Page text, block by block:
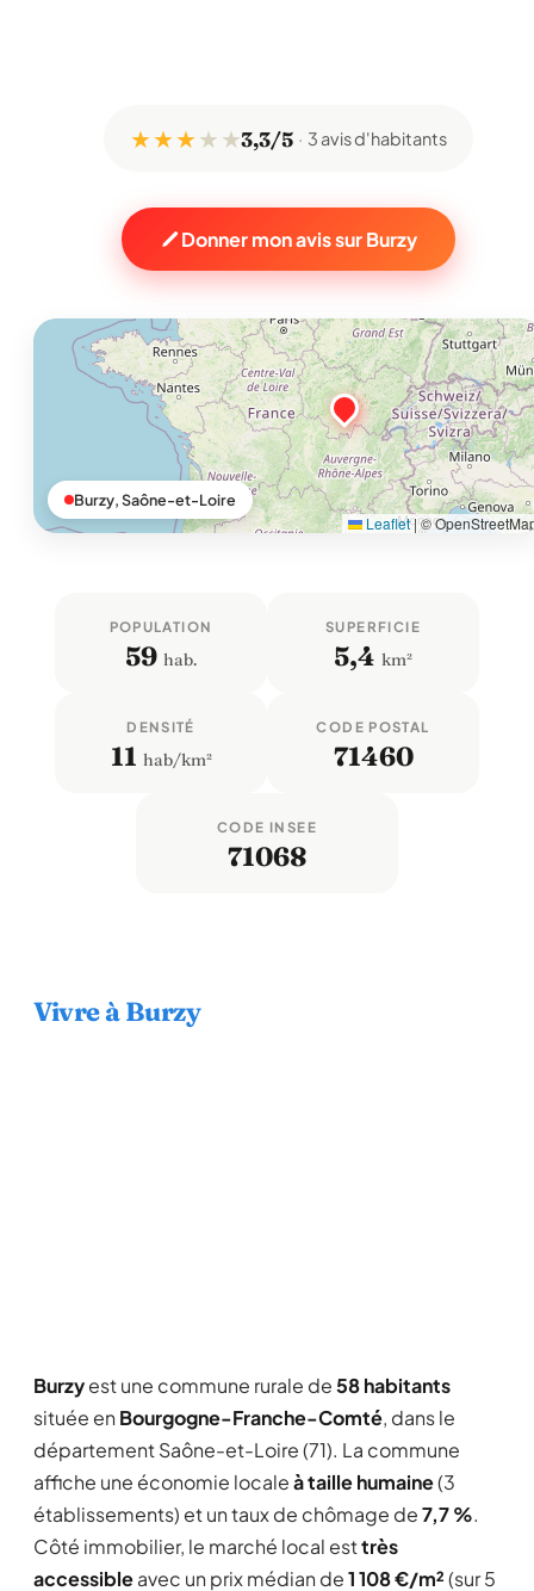
★ ★ ★★ ★3,3/5 3 avis d'habitants
Donner mon avis sur Burzy
Leaflet|©
Burzy, Saône-et-Loire
POPULATION
59 hab.
SUPERFICIE
5,4 km²
DENSITÉ
11 hab/km²
CODE POSTAL
71460
CODE INSEE
71068
Vivre à Burzy
Burzyest une commune rurale de58 habitants
située en Bourgogne-Franche-Comté, dans le
département Saône-et-Loire (71). La commune
affiche une économie localeà taille humaine(3
établissements) et un taux de chômage de7,7 %.
Côté immobilier, le marché local esttrès
accessibleavec un prix médian de1 108 €/m²(sur 5